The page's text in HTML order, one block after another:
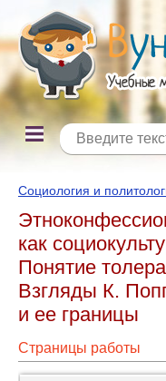
Социология и
как
Понятие
Взгляды К.
и ее границы
Страницы работы